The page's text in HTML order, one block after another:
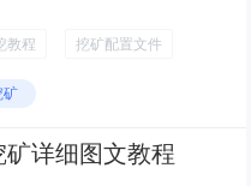
教程 挖矿配置文件
矿
详细图文教程